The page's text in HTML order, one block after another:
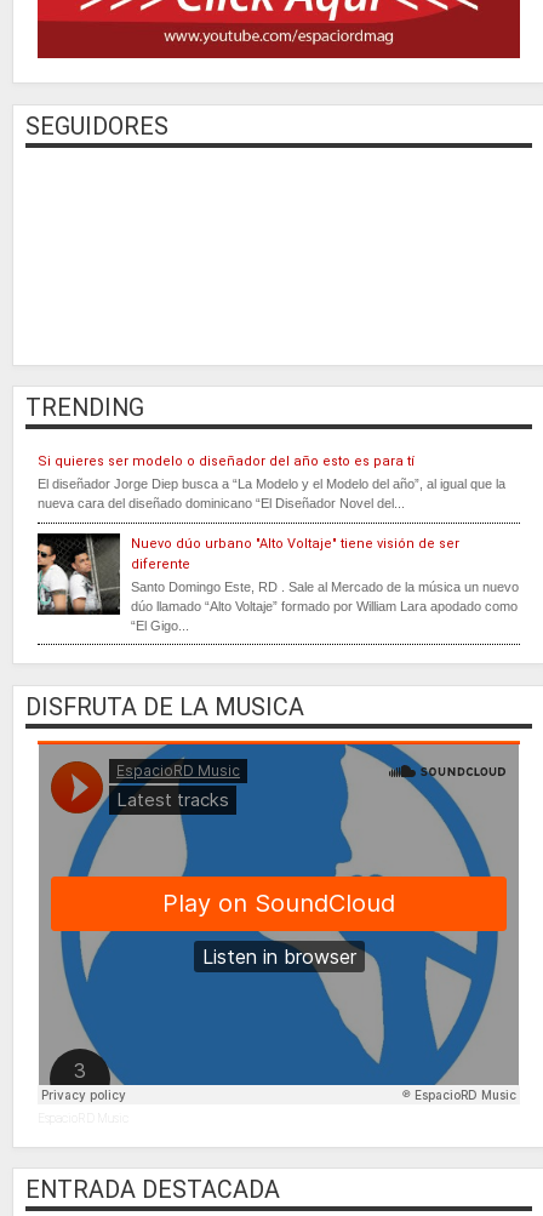
SEGUIDORES
TRENDING
Si quieres ser modelo o diseñador del año esto es para tí
El diseñador Jorge Diep busca a “La Modelo y el Modelo del año”, al igual que la
nueva cara del diseñado dominicano “El Diseñador Novel del...
Nuevo dúo urbano "Alto Voltaje" tiene visión de ser
diferente
Santo Domingo Este, RD . Sale al Mercado de la música un nuevo
dúo llamado “Alto Voltaje” formado por William Lara apodado como
“El Gigo...
DISFRUTA DE LA MUSICA
ENTRADA DESTACADA